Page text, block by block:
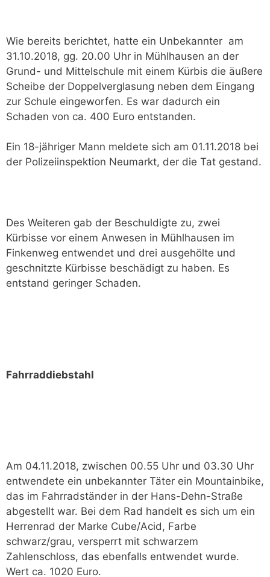
Wie bereits berichtet, hatte ein Unbekannter am
31.10.2018, gg. 20.00 Uhr in Mühlhausen an der
Grund- und Mittelschule mit einem Kürbis die äußere
Scheibe der Doppelverglasung neben dem Eingang
zur Schule eingeworfen. Es war dadurch ein
Schaden von ca. 400 Euro entstanden.
Ein 18-jähriger Mann meldete sich am 01.11.2018 bei
der Polizeiinspektion Neumarkt, der die Tat gestand.
Des Weiteren gab der Beschuldigte zu, zwei
Kürbisse vor einem Anwesen in Mühlhausen im
Finkenweg entwendet und drei ausgehölte und
geschnitzte Kürbisse beschädigt zu haben. Es
entstand geringer Schaden.
Fahrraddiebstahl
Am 04.11.2018, zwischen 00.55 Uhr und 03.30 Uhr
entwendete ein unbekannter Täter ein Mountainbike,
das im Fahrradständer in der Hans-Dehn-Straße
abgestellt war. Bei dem Rad handelt es sich um ein
Herrenrad der Marke Cube/Acid, Farbe
schwarz/grau, versperrt mit schwarzem
Zahlenschloss, das ebenfalls entwendet wurde.
Wert ca. 1020 Euro.